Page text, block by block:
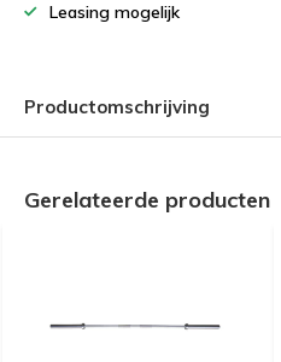
Leasing mogelijk
Productomschrijving
Gerelateerde producten